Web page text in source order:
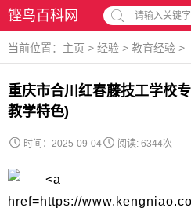
铿鸟百科网 请输入关键
当前位置： 主页 > 经验 > 教育经验 >
重庆市合川红春藤技工学校
教学特色)
时间：2025-09-04 阅读: 6344次